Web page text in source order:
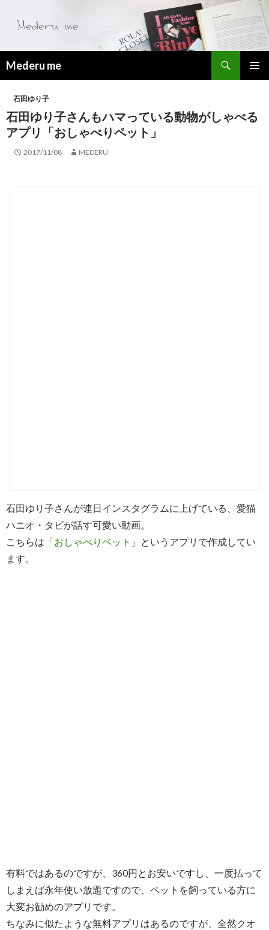
Mederu me
索
イ
テ
ン
ツ
へ
石田ゆり子
石田ゆり子さんもハマっている動物がしゃべる
アプリ「おしゃべりペット」
2017/11/08 MEDERU
石田ゆり子さんが連日インスタグラムに上げている、愛猫
ハニオ・タビが話す可愛い動画。
こちらは「おしゃべりペット 」というアプリで作成してい
ます。
有料ではあるのですが、360円とお安いですし、一度払って
しまえば永年使い放題ですので、ペットを飼っている方に
大変お勧めのアプリです。
ちなみに似たような無料アプリはあるのですが、全然クオ